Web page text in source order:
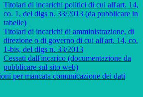
Titolari di incarichi politici di cui all'art. 14,
co. 1, del dlgs n. 33/2013 (da pubblicare in
tabelle)
Titolari di incarichi di amministrazione, di
direzione o di governo di cui all'art. 14, co.
1-bis, del dlgs n. 33/2013
Cessati dall'incarico (documentazione da
pubblicare sul sito web)
per mancata comunicazione dei dati